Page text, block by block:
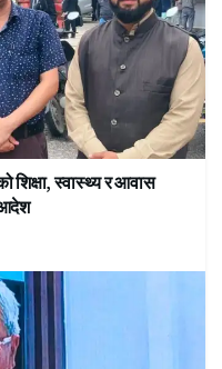
शिक्षा, स्वास्थ्य र आवास
आदेश